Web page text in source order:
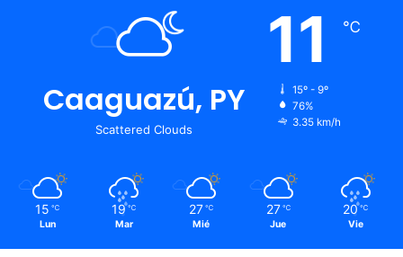
Caaguazú, PY
Scattered Clouds
11 ℃
15º - 9º
76%
3.35 km/h
15 ℃
Lun
19 ℃
Mar
27 ℃
Mié
27 ℃
Jue
20 ℃
Vie